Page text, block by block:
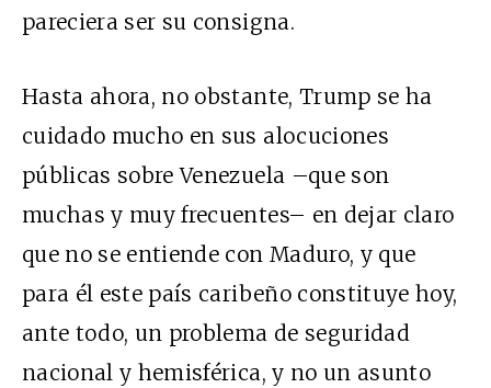
pareciera ser su consigna.
Hasta ahora, no obstante, Trump se ha
cuidado mucho en sus alocuciones
públicas sobre Venezuela –que son
muchas y muy frecuentes– en dejar claro
que no se entiende con Maduro, y que
para él este país caribeño constituye hoy,
ante todo, un problema de seguridad
nacional y hemisférica, y no un asunto